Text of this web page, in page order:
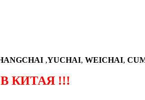
,YUCHAI, WEICHAI,
КИТАЯ !!!